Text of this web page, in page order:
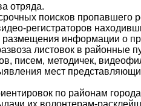
отряда.
поисков
регистраторов
информации о
листовок в
писем, методичек,
мест
по районам
их волонтерам-